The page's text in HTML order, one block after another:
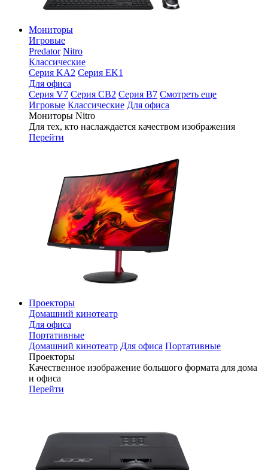
Мониторы
Игровые
Predator Nitro
Классические
Серия KA2 Серия EK1
Для офиса
Серия V7 Серия CB2 Серия B7 Смотреть еще
Игровые Классические Для офиса
Мониторы Nitro
Для тех, кто наслаждается качеством изображения
Перейти
Проекторы
Домашний кинотеатр
Для офиса
Портативные
Домашний кинотеатр Для офиса Портативные
Проекторы
Качественное изображение большого формата для дома
и офиса
Перейти